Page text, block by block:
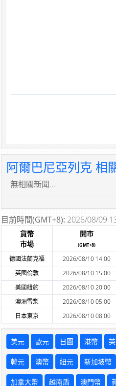
阿爾巴尼亞列克 相
無相關新聞...
目前時間(GMT+8): 2026/08/09
貨幣
市場
開市
(GMT+8)
德國法蘭克福 2026/08/10 14:00
英國倫敦
2026/08/10 15:00
美國紐約
2026/08/10 20:00
澳洲雪梨
2026/08/10 05:00
日本東京
2026/08/10 08:00
美元 歐元 日圓 港幣
韓元 澳幣 紐元 新加坡幣
加拿大幣 越南盾 澳門幣